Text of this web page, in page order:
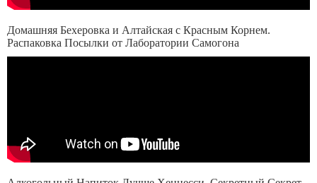
Домашняя Бехеровка и Алтайская с Красным Корнем.
Распаковка Посылки от Лаборатории Самогона